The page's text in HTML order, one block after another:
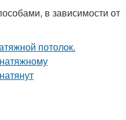
в зависимости от